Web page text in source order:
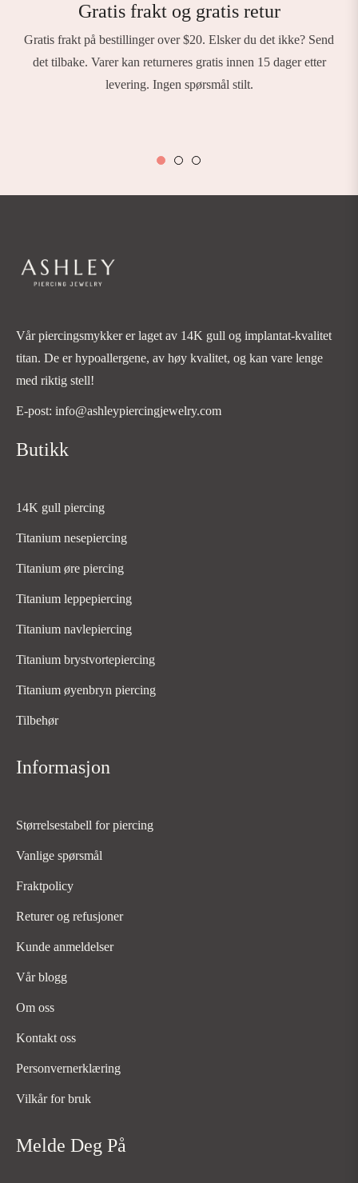
Gratis frakt og gratis retur
Gratis frakt på bestillinger over $20. Elsker du det ikke? Send
det tilbake. Varer kan returneres gratis innen 15 dager etter
levering. Ingen spørsmål stilt.
Vår piercingsmykker er laget av 14K gull og implantat-kvalitet
titan. De er hypoallergene, av høy kvalitet, og kan vare lenge
med riktig stell!
E-post: info@ashleypiercingjewelry.com
Butikk
14K gull piercing
Titanium nesepiercing
Titanium øre piercing
Titanium leppepiercing
Titanium navlepiercing
Titanium brystvortepiercing
Titanium øyenbryn piercing
Tilbehør
Informasjon
Størrelsestabell for piercing
Vanlige spørsmål
Fraktpolicy
Returer og refusjoner
Kunde anmeldelser
Vår blogg
Om oss
Kontakt oss
Personvernerklæring
Vilkår for bruk
Melde Deg På